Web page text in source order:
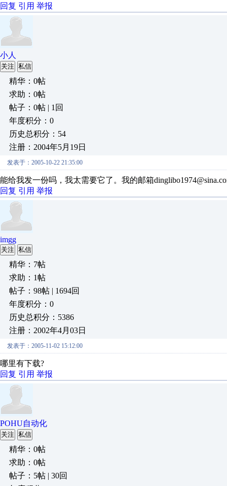
回复 引用 举报
小人
关注 私信
精华：0帖
求助：0帖
帖子：0帖 | 1回
年度积分：0
历史总积分：54
注册：2004年5月19日
发表于：2005-10-22 21:35:00
能给我发一份吗，我太需要它了。我的邮箱
回复 引用 举报
imgg
关注 私信
精华：7帖
求助：1帖
帖子：98帖 | 1694回
年度积分：0
历史总积分：5386
注册：2002年4月03日
发表于：2005-11-02 15:12:00
哪里有下载?
回复 引用 举报
POHU自动化
关注 私信
精华：0帖
求助：0帖
帖子：5帖 | 30回